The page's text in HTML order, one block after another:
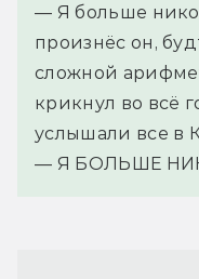
— Я больше
произнёс он,
сложной
крикнул во всё
услышали все в
— Я БОЛЬШЕ